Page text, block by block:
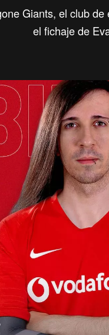
Giants, el club
el fichaje de